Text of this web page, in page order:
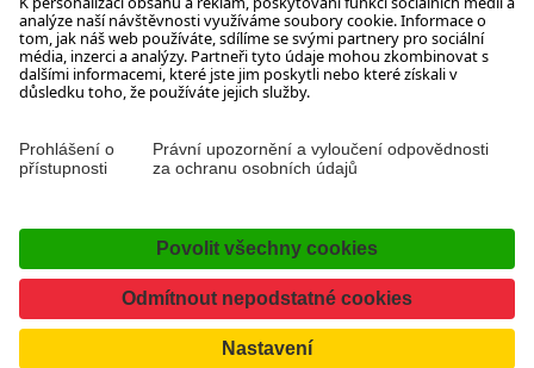
Těšíme se na Vaši poptávku!
KontaktProhlášení o přístupnosti
YouTubeInstagram
TikTokPinterest